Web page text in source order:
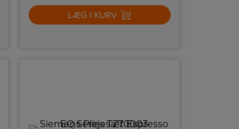
LÆG I KURV